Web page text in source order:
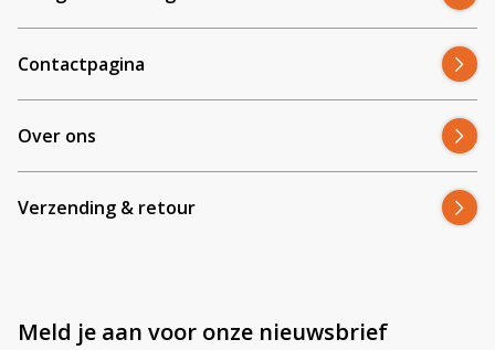
Contactpagina
Over ons
Verzending & retour
Meld je aan voor onze nieuwsbrief